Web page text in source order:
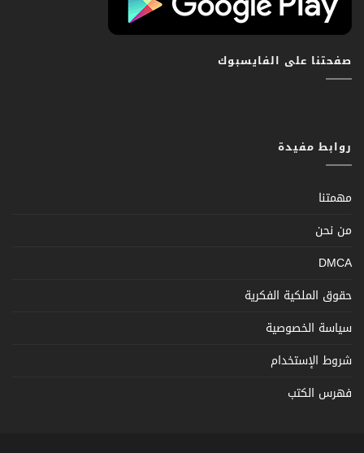
صفحتنا على الفايسبوك
روابط مفيدة
مهمتنا
من نحن
DMCA
حقوق الملكية الفكرية
سياسة الخصوصية
شروط الإستخدام
فهرس الكتب